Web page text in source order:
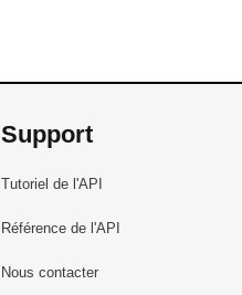
Support
Tutoriel de l'API
Référence de l'API
Nous contacter